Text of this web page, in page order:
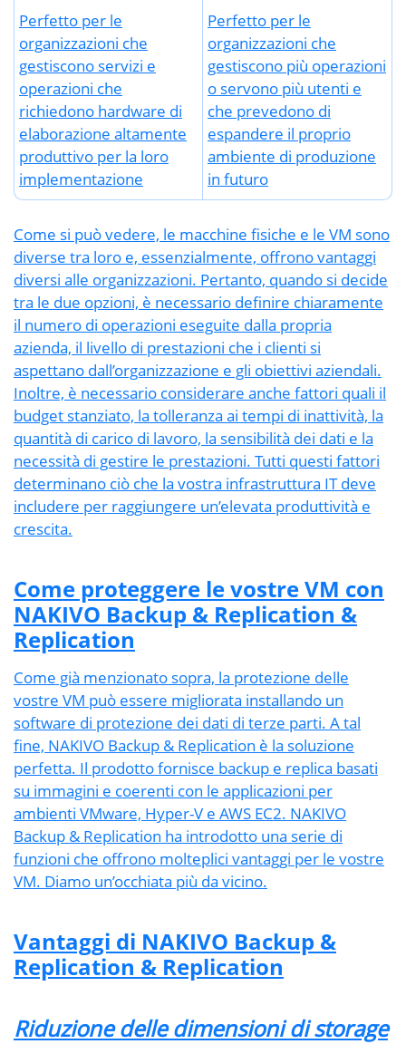
Perfetto per le
organizzazioni che
gestiscono servizi e
operazioni che
richiedono hardware di
elaborazione altamente
produttivo per la loro
implementazione
Perfetto per le
organizzazioni che
gestiscono più operazioni
o servono più utenti e
che prevedono di
espandere il proprio
ambiente di produzione
in futuro
Come si può vedere, le macchine fisiche e le VM sono
diverse tra loro e, essenzialmente, offrono vantaggi
diversi alle organizzazioni. Pertanto, quando si decide
tra le due opzioni, è necessario definire chiaramente
il numero di operazioni eseguite dalla propria
azienda, il livello di prestazioni che i clienti si
aspettano dall’organizzazione e gli obiettivi aziendali.
Inoltre, è necessario considerare anche fattori quali il
budget stanziato, la tolleranza ai tempi di inattività, la
quantità di carico di lavoro, la sensibilità dei dati e la
necessità di gestire le prestazioni. Tutti questi fattori
determinano ciò che la vostra infrastruttura IT deve
includere per raggiungere un’elevata produttività e
crescita.
Come proteggere le vostre VM con
NAKIVO Backup & Replication &
Replication
Come già menzionato sopra, la protezione delle
vostre VM può essere migliorata installando un
software di protezione dei dati di terze parti. A tal
fine, NAKIVO Backup & Replication è la soluzione
perfetta. Il prodotto fornisce backup e replica basati
su immagini e coerenti con le applicazioni per
ambienti VMware, Hyper-V e AWS EC2. NAKIVO
Backup & Replication ha introdotto una serie di
funzioni che offrono molteplici vantaggi per le vostre
VM. Diamo un’occhiata più da vicino.
Vantaggi di NAKIVO Backup &
Replication & Replication
Riduzione delle dimensioni di storage